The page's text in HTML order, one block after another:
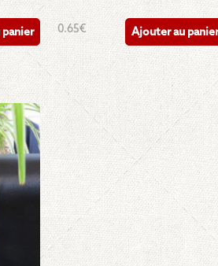
0.65€ Ajouter au panier